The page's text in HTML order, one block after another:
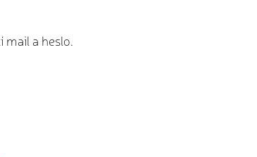
mail a heslo.